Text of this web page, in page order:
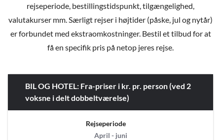
rejseperiode, bestillingstidspunkt, tilgængelighed,
valutakurser mm. Særligt rejser i højtider (påske, jul og nytår)
er forbundet med ekstraomkostninger. Bestil et tilbud for at
få en specifik pris på netop jeres rejse.
BIL OG HOTEL: Fra-priser i kr. pr. person (ved 2
voksne i delt dobbeltværelse)
Rejseperiode
April - juni